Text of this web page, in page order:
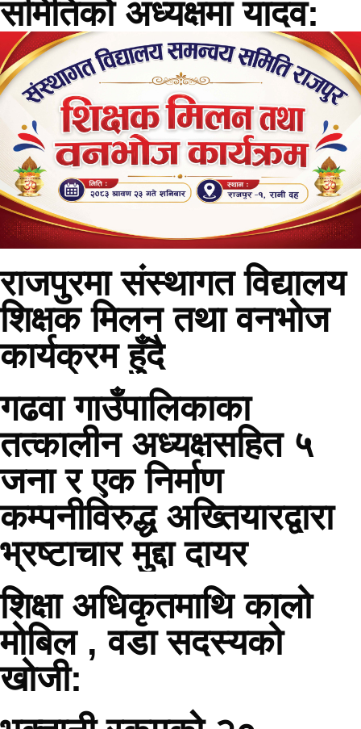
समितिको अध्यक्षमा यादव:
राजपुरमा संस्थागत विद्यालय
शिक्षक मिलन तथा वनभोज
कार्यक्रम हुँदै
गढवा गाउँपालिकाका
तत्कालीन अध्यक्षसहित ५
जना र एक निर्माण
कम्पनीविरुद्ध अख्तियारद्वारा
भ्रष्टाचार मुद्दा दायर
शिक्षा अधिकृतमाथि कालो
मोबिल , वडा सदस्यको
खोजी: